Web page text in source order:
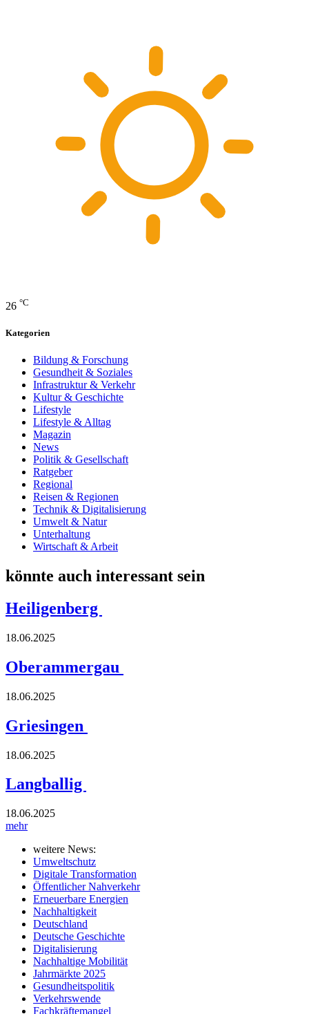
26 °C
Kategorien
Bildung & Forschung
Gesundheit & Soziales
Infrastruktur & Verkehr
Kultur & Geschichte
Lifestyle
Lifestyle & Alltag
Magazin
News
Politik & Gesellschaft
Ratgeber
Regional
Reisen & Regionen
Technik & Digitalisierung
Umwelt & Natur
Unterhaltung
Wirtschaft & Arbeit
könnte auch interessant sein
Heiligenberg
18.06.2025
Oberammergau
18.06.2025
Griesingen
18.06.2025
Langballig
18.06.2025
mehr
weitere News:
Umweltschutz
Digitale Transformation
Öffentlicher Nahverkehr
Erneuerbare Energien
Nachhaltigkeit
Deutschland
Deutsche Geschichte
Digitalisierung
Nachhaltige Mobilität
Jahrmärkte 2025
Gesundheitspolitik
Verkehrswende
Fachkräftemangel